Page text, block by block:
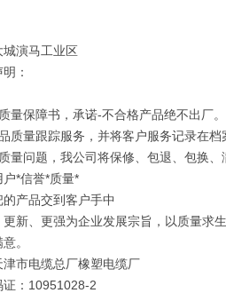
演马工业区
：
量保障书，承诺-不合格产品绝不出厂。
质量跟踪服务，并将客户服务记录在档
量问题，我公司将保修、包退、包换、
*信誉*质量*
产品交到客户手中
新、更强为企业发展宗旨，以质量求
。
市电缆总厂橡塑电缆厂
证：10951028-2